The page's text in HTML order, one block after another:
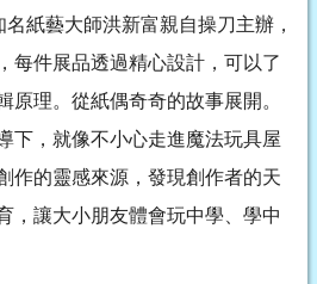
紙藝大師洪新富親自操刀主辦，
每件展品透過精心設計，可以了
理。從紙偶奇奇的故事展開。
下，就像不小心走進魔法玩具屋
作的靈感來源，發現創作者的天
，讓大小朋友體會玩中學、學中